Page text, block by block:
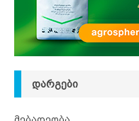
ᲓᲐᲠᲒᲔᲑᲘ